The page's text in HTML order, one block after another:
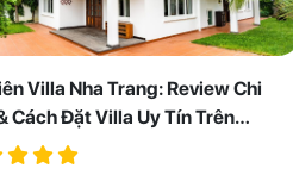
Villa Nha Trang: Review Chi
Cách Đặt Villa Uy Tín Trên